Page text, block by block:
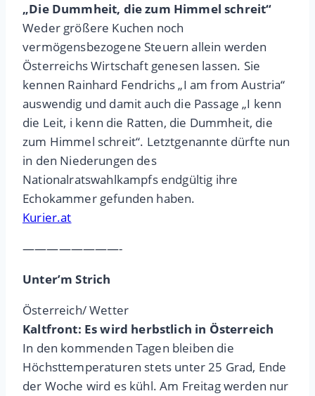
„Die Dummheit, die zum Himmel schreit“
Weder größere Kuchen noch
vermögensbezogene Steuern allein werden
Österreichs Wirtschaft genesen lassen. Sie
kennen Rainhard Fendrichs „I am from Austria“
auswendig und damit auch die Passage „I kenn
die Leit, i kenn die Ratten, die Dummheit, die
zum Himmel schreit“. Letztgenannte dürfte nun
in den Niederungen des
Nationalratswahlkampfs endgültig ihre
Echokammer gefunden haben.
Kurier.at
————————-
Unter’m Strich
Österreich/ Wetter
Kaltfront: Es wird herbstlich in Österreich
In den kommenden Tagen bleiben die
Höchsttemperaturen stets unter 25 Grad, Ende
der Woche wird es kühl. Am Freitag werden nur